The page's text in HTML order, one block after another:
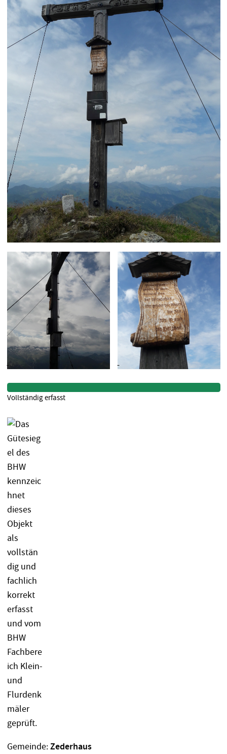
Gemeinde:Zederhaus
Vollständig erfasst